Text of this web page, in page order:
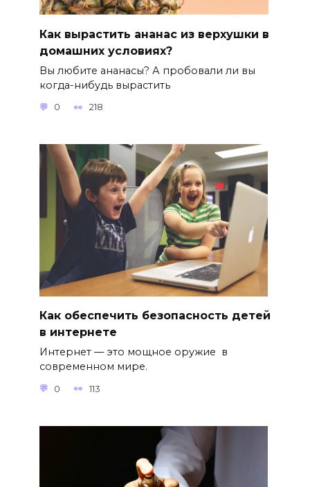
Как вырастить ананас из верхушки в
домашних условиях?
Вы любите ананасы? А пробовали ли вы
когда-нибудь вырастить
0 218
Как обеспечить безопасность детей
в интернете
Интернет — это мощное оружие в
современном мире.
0 113